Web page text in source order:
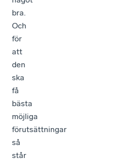
bra.
Och
för
att
den
ska
få
bästa
möjliga
förutsättningar
så
står